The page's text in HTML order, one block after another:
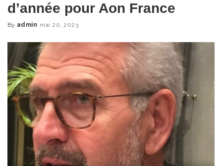
d’année pour Aon France
Posted
By admin mai 20, 2023